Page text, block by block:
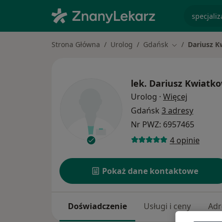
Strona Główna Urolog Gdańsk Zmień miasto
Dariusz
lek. Dariusz
Urolog · Więcej
Gdańsk 3 adresy
Nr PWZ: 6957465
4 opinie
Pokaż dane kontaktowe
Doświadczenie Usługi i ceny